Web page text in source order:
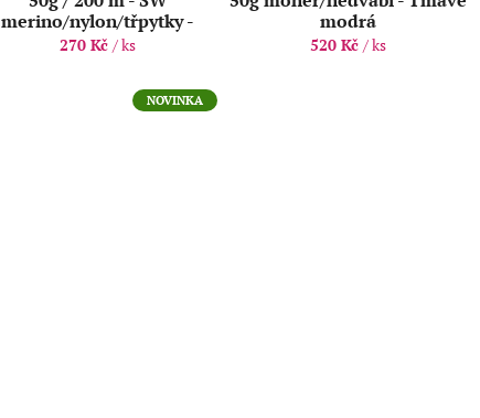
merino/nylon/třpytky -
Nettle
270 Kč/ ks
modrá
520 Kč/ ks
NOVINKA